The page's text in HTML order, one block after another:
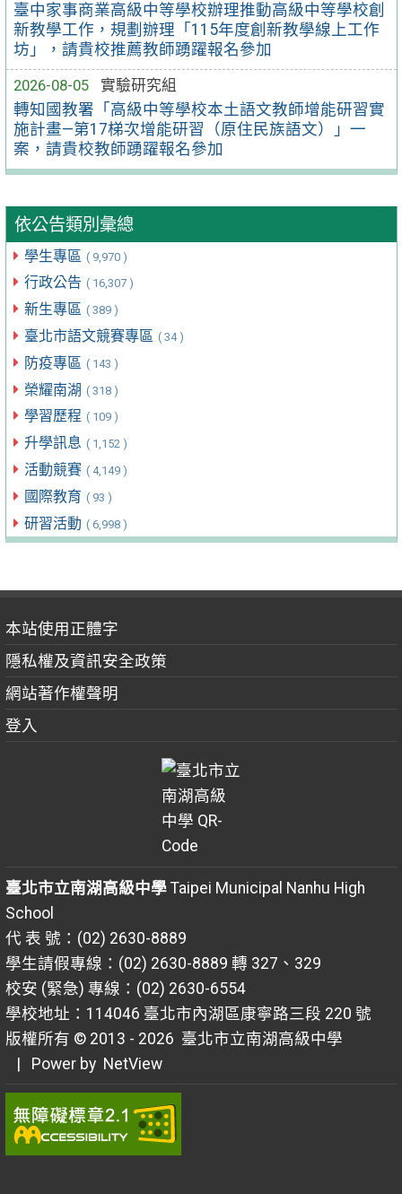
臺中家事商業高級中等學校辦理推動高級中等學校創
新教學工作，規劃辦理「115年度創新教學線上工作
坊」，請貴校推薦教師踴躍報名參加
2026-08-05
實驗研究組
轉知國教署「高級中等學校本土語文教師增能研習實
施計畫—第17梯次增能研習（原住民族語文）」一
案，請貴校教師踴躍報名參加
依公告類別彙總
學生專區 ( 9,970 )
行政公告 ( 16,307 )
新生專區 ( 389 )
臺北市語文競賽專區 ( 34 )
防疫專區 ( 143 )
榮耀南湖 ( 318 )
學習歷程 ( 109 )
升學訊息 ( 1,152 )
活動競賽 ( 4,149 )
國際教育 ( 93 )
研習活動 ( 6,998 )
本站使用正體字
隱私權及資訊安全政策
網站著作權聲明
登入
臺北市立南湖高級中學Taipei Municipal Nanhu High
School
代 表 號：(02) 2630-8889
學生請假專線：(02) 2630-8889 轉 327、329
校安 (緊急) 專線：(02) 2630-6554
學校地址：114046 臺北市內湖區康寧路三段 220 號
版權所有 © 2013 - 2026 臺北市立南湖高級中學
| Power by NetView